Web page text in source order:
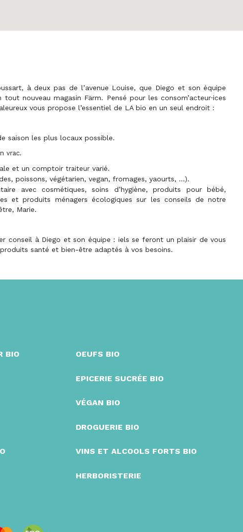
, à deux pas de l’avenue Louise, que Diego et son équipe
tout nouveau magasin Färm. Pensé pour lesconsom’acteur·ices
vous propose l’essentiel de LA bio en un seul endroit :
saison les plus locaux possible.
vrac.
et un comptoir traiteurvarié.
poissons, végétarien, vegan, fromages, yaourts, …).
aveccosmétiques, soins d’hygiène, produits pour bébé,
et produits ménagers écologiquessur les conseils de notre
Marie.
conseil à Diego et son équipe : iels se feront un plaisir de vous
santé et bien-être adaptés à vos besoins.
BIO OEUFS BIO
EPICERIE SUCRÉE BIO
VÉGAN BIO
DROGUERIE BIO
VINS ET ALCOOLS FORTS BIO
HERBORISTERIE